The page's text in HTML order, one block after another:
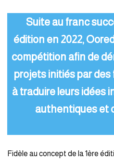
Suite au franc
édition en 2022,
compétition afin de
projets initiés par
à traduire leurs idées
authentiques et
Fidèle au concept de la 1ère